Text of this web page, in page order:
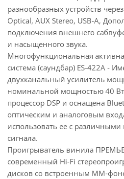
разнообразных устройств
Optical, AUX Stereo, USB-A,
подключения внешнего
и насыщенного звука.
Многофункциональная
система (саундбар) ES-422A -
двухканальный усилитель
номинальной мощностью 40
процессор DSP и оснащена
оптическим и аналоговым
использовать ее с
сигнала.
Проигрыватель винила
современный Hi-Fi
дисков со встроенным MM-